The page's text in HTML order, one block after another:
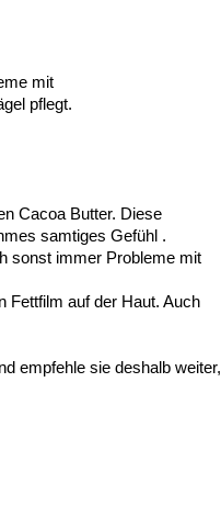
mit
pflegt.
Cacoa Butter. Diese
samtiges Gefühl .
sonst immer Probleme mit
Fettfilm auf der Haut. Auch
empfehle sie deshalb weiter,